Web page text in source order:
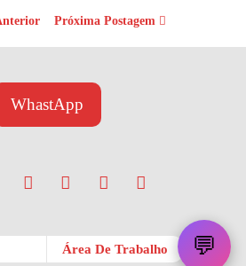
Próxima Postagem
WhastApp
💬
Área De Trabalho